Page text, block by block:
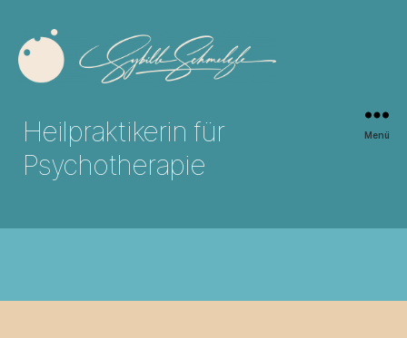
Heilpraktikerin für
Psychotherapie
Menü